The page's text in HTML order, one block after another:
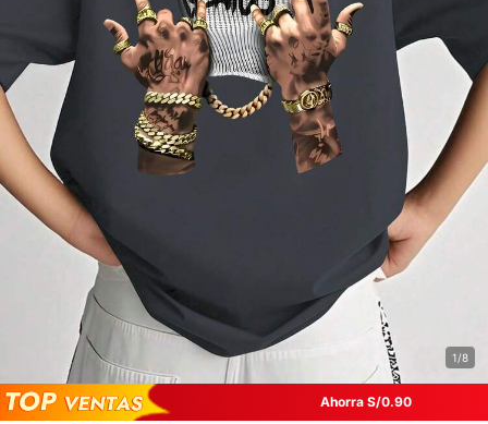
1/8
Ahorra S/0.90